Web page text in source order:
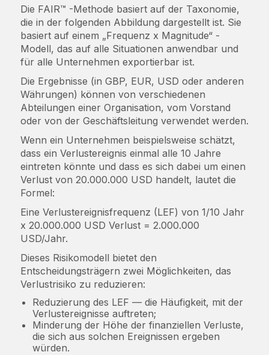
Die FAIR™ -Methode basiert auf der Taxonomie,
die in der folgenden Abbildung dargestellt ist. Sie
basiert auf einem „Frequenz x Magnitude“ -
Modell, das auf alle Situationen anwendbar und
für alle Unternehmen exportierbar ist.
Die Ergebnisse (in GBP, EUR, USD oder anderen
Währungen) können von verschiedenen
Abteilungen einer Organisation, vom Vorstand
oder von der Geschäftsleitung verwendet werden.
Wenn ein Unternehmen beispielsweise schätzt,
dass ein Verlustereignis einmal alle 10 Jahre
eintreten könnte und dass es sich dabei um einen
Verlust von 20.000.000 USD handelt, lautet die
Formel:
Eine Verlustereignisfrequenz (LEF) von 1/10 Jahr
x 20.000.000 USD Verlust = 2.000.000
USD/Jahr.
Dieses Risikomodell bietet den
Entscheidungsträgern zwei Möglichkeiten, das
Verlustrisiko zu reduzieren:
Reduzierung des LEF — die Häufigkeit, mit der
Verlustereignisse auftreten;
Minderung der Höhe der finanziellen Verluste,
die sich aus solchen Ereignissen ergeben
würden.